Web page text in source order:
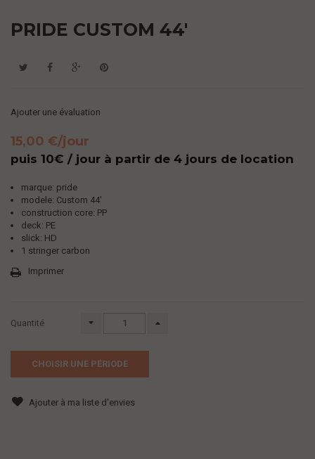
PRIDE CUSTOM 44'
Ajouter une évaluation
15,00 €/jour
puis 10€ / jour à partir de 4 jours de location
marque: pride
modele: Custom 44'
construction core: PP
deck: PE
slick: HD
1 stringer carbon
Imprimer
Quantité
CHOISIR UNE PÉRIODE
Ajouter à ma liste d'envies